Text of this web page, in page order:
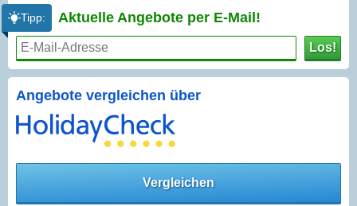
Tipp: Aktuelle Angebote per E-Mail!
Los!
Angebote vergleichen über
Vergleichen